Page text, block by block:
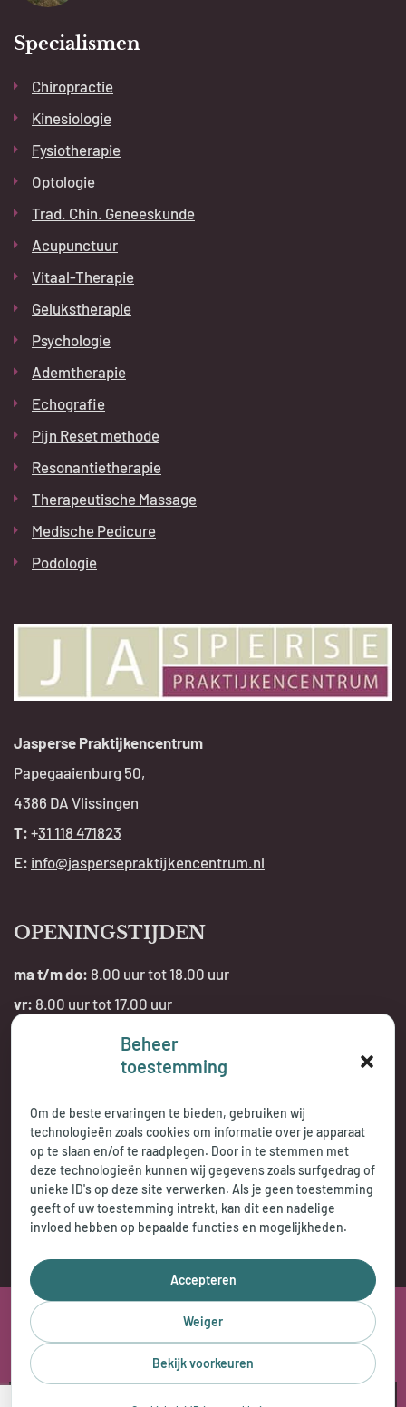
Beheer
toestemming
Om de beste ervaringen te bieden, gebruiken wij
technologieën zoals cookies om informatie over je apparaat
op te slaan en/of te raadplegen. Door in te stemmen met
deze technologieën kunnen wij gegevens zoals surfgedrag of
unieke ID's op deze site verwerken. Als je geen toestemming
geeft of uw toestemming intrekt, kan dit een nadelige
invloed hebben op bepaalde functies en mogelijkheden.
Accepteren
Weiger
Bekijk voorkeuren
Specialismen
Chiropractie
Kinesiologie
Fysiotherapie
Optologie
Trad. Chin. Geneeskunde
Acupunctuur
Vitaal-Therapie
Gelukstherapie
Psychologie
Ademtherapie
Echografie
Pijn Reset methode
Resonantietherapie
Therapeutische Massage
Medische Pedicure
Podologie
Jasperse Praktijkencentrum
Papegaaienburg 50,
4386 DA Vlissingen
T: +31 118 471823
E: info@jaspersepraktijkencentrum.nl
OPENINGSTIJDEN
ma t/m do: 8.00 uur tot 18.00 uur
vr: 8.00 uur tot 17.00 uur
Telefonisch bereikbaar:
2026 © Jasperse Praktijkencentrum
Privacy Statement
Cookybeleid Disclaimer